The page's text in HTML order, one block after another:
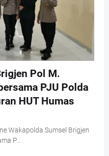
Pol M.
PJU Polda
HUT Humas
Wakapolda Sumsel Brigjen
P…